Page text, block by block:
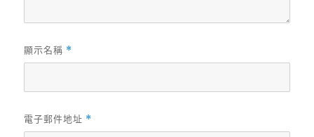
顯示名稱 *
電子郵件地址 *